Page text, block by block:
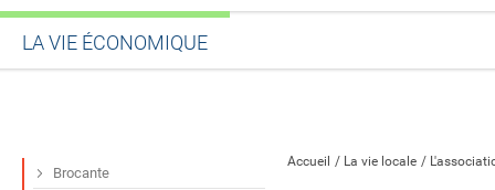
LA VIE ÉCONOMIQUE
Accueil La vie locale
Brocante